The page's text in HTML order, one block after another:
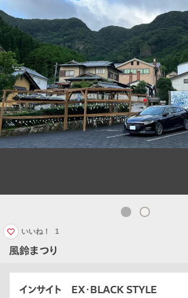
風鈴まつり
いいね！ 1
インサイト EX・BLACK STYLE